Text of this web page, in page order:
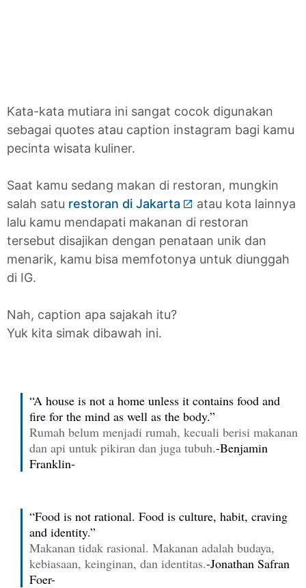
Kata-kata mutiara ini sangat cocok digunakan
sebagai quotes atau caption instagram bagi kamu
pecinta wisata kuliner.
Saat kamu sedang makan di restoran, mungkin
salah satu restoran di Jakarta
atau kota lainnya
lalu kamu mendapati makanan di restoran
tersebut disajikan dengan penataan unik dan
menarik, kamu bisa memfotonya untuk diunggah
di IG.
Nah, caption apa sajakah itu?
Yuk kita simak dibawah ini.
“A house is not a home unless it contains food and
fire for the mind as well as the body.”
Rumah belum menjadi rumah, kecuali berisi makanan
dan api untuk pikiran dan juga tubuh.-Benjamin
Franklin-
“Food is not rational. Food is culture, habit, craving
and identity.”
Makanan tidak rasional. Makanan adalah budaya,
kebiasaan, keinginan, dan identitas.-Jonathan Safran
Foer-